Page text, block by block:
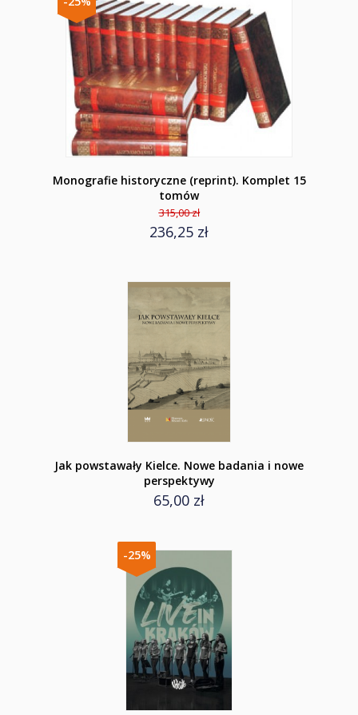
Monografie historyczne (reprint). Komplet 15
tomów
315,00 zł
236,25 zł
Jak powstawały Kielce. Nowe badania i nowe
perspektywy
65,00 zł
-25%